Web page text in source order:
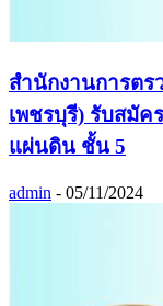
สำนักงานการตร
เพชรบุรี) รับสมัค
แผ่นดิน ชั้น 5
admin - 05/11/2024